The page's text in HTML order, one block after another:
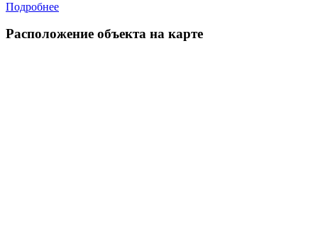
Подробнее
Расположение объекта на карте